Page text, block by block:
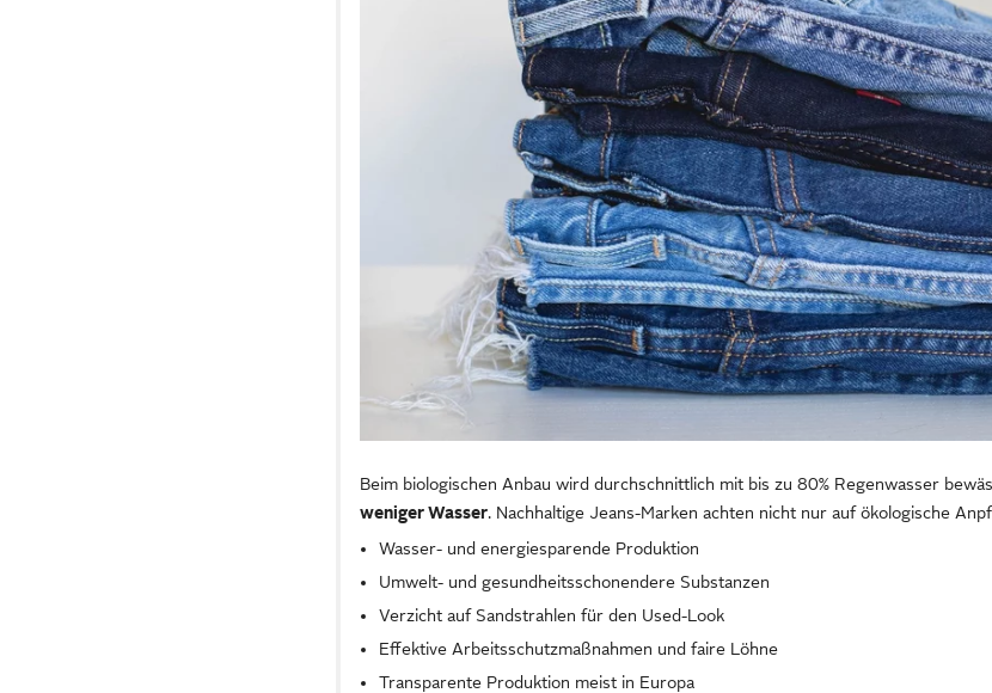
Beim biologischen Anbau wird durchschnittlich mit bis zu 80% Regenwasser
weniger Wasser. Nachhaltige Jeans-Marken achten nicht nur auf ökologische
Wasser- und energiesparende Produktion
Umwelt- und gesundheitsschonendere Substanzen
Verzicht auf Sandstrahlen für den Used-Look
Effektive Arbeitsschutzmaßnahmen und faire Löhne
Transparente Produktion meist in Europa